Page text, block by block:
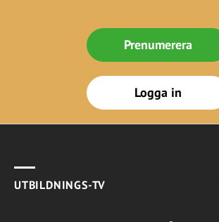
Prenumerera
Logga in
UTBILDNINGS-TV